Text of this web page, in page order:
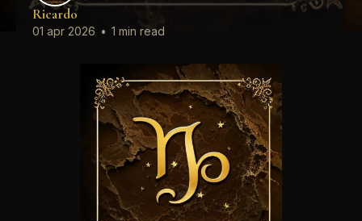
Ricardo
01 apr 2026 • 1 min read